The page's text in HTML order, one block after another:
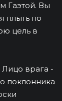
Гаэтой. Вы
плыть по
цель в
врага -
поклонника